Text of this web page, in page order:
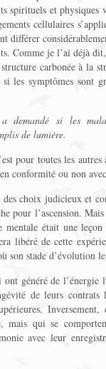
spirituels et
cellulaires
différer
Comme je l’ai déjà
carbonée à la
les symptômes sont
si les
de lumière.
pour toutes les
conformité ou non
choix judicieux et
pour l’ascension.
était une
libéré de cette
son stade d’évolution
généré de
de leurs
mais qui se
avec leur